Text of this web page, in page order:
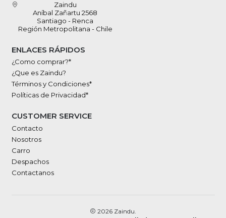
Zaindu
Aníbal Zañartu 2568
Santiago - Renca
Región Metropolitana - Chile
ENLACES RÁPIDOS
¿Como comprar?*
¿Que es Zaindu?
Términos y Condiciones*
Políticas de Privacidad*
CUSTOMER SERVICE
Contacto
Nosotros
Carro
Despachos
Contactanos
2026 Zaindu.